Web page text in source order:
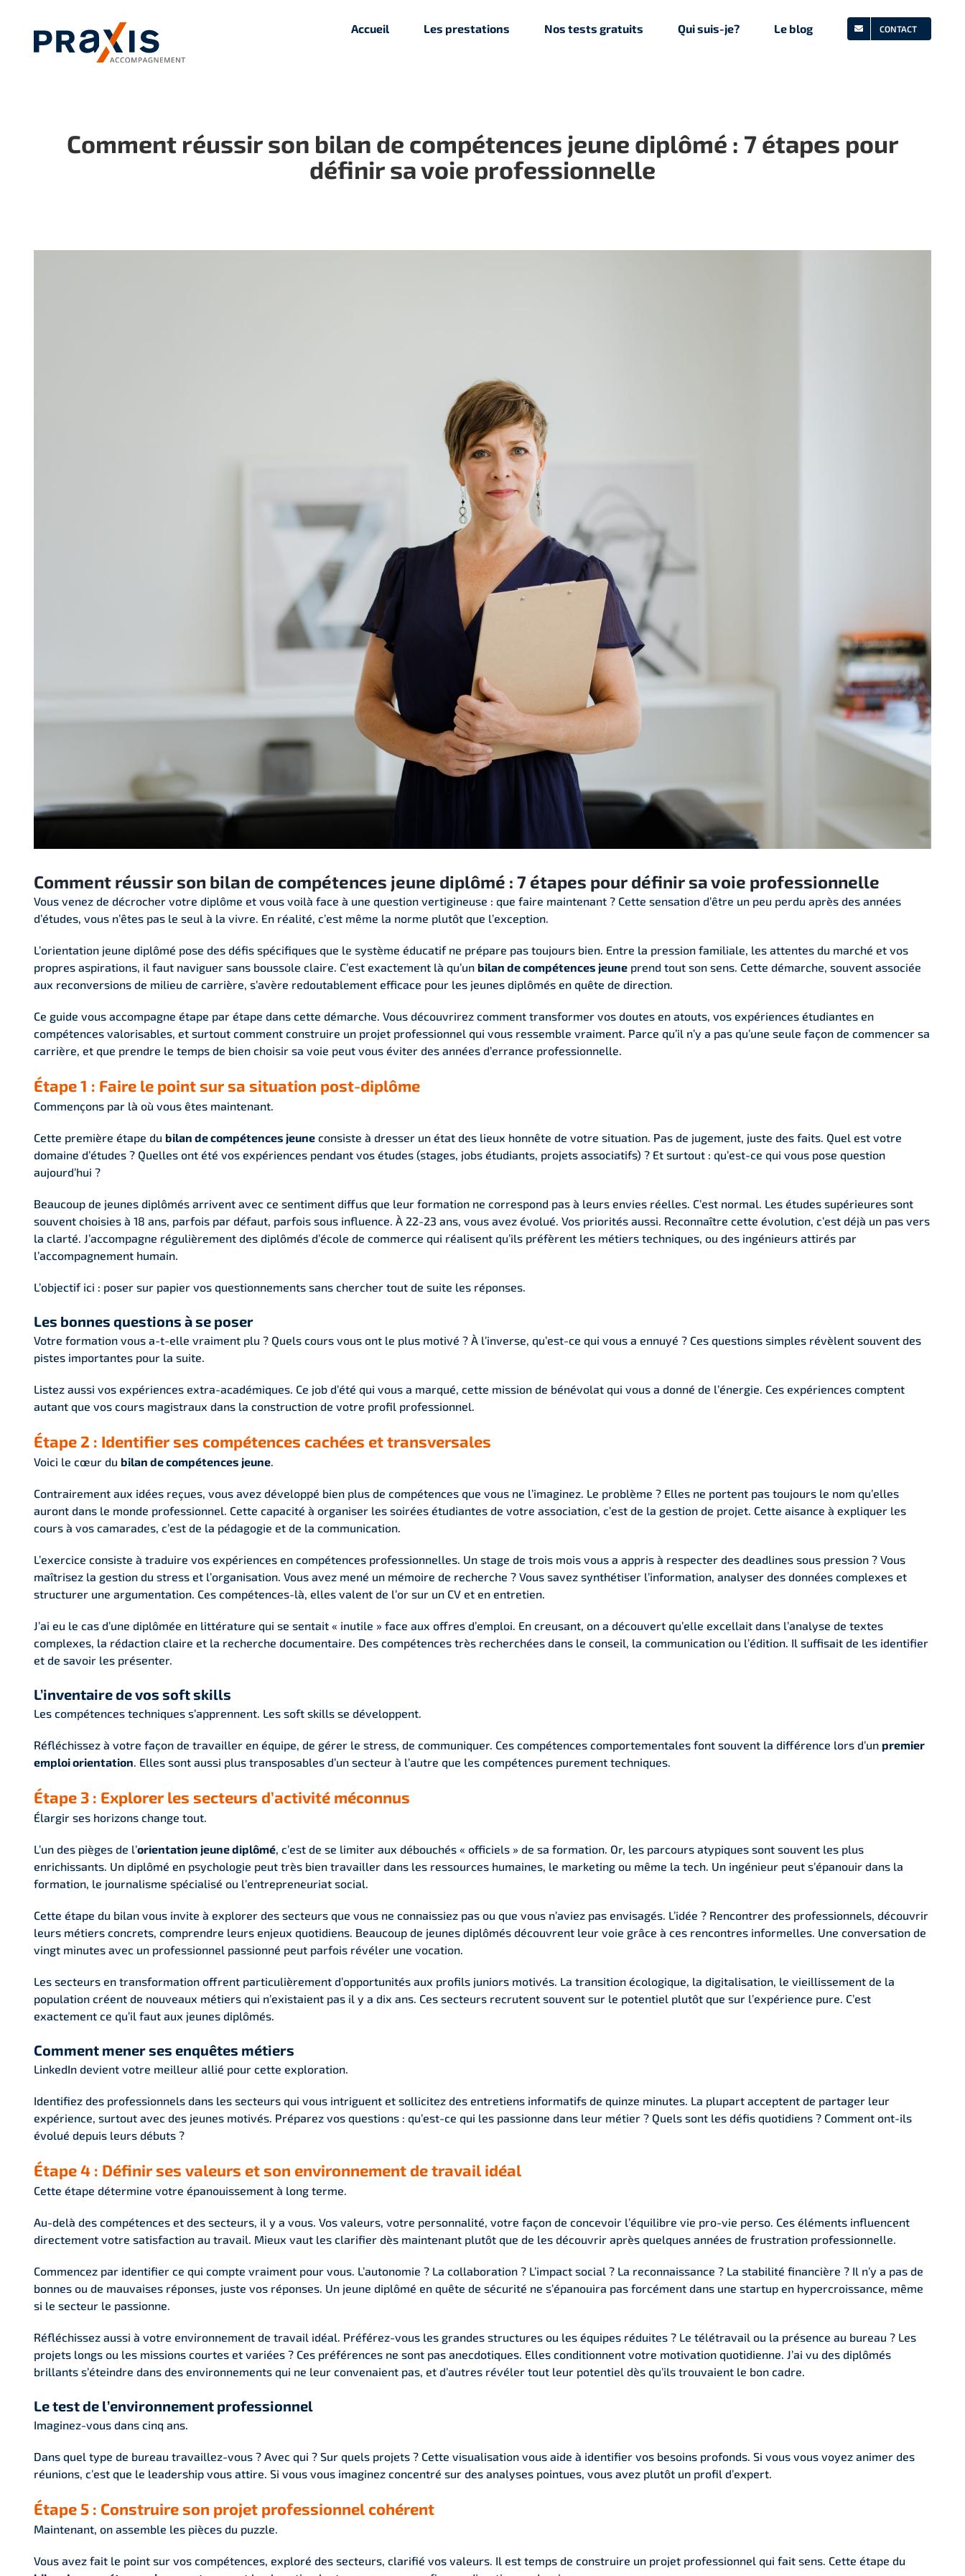
contenu
Accueil Les prestations Nos tests gratuits Qui suis-je? Le blog CONTACT
Comment réussir son bilan de compétences jeune diplômé : 7 étapes pour
définir sa voie professionnelle
Comment réussir son bilan de compétences jeune diplômé : 7 étapes pour définir sa voie professionnelle
Vous venez de décrocher votre diplôme et vous voilà face à une question vertigineuse : que faire maintenant ? Cette sensation d’être un peu perdu après des années
d’études, vous n’êtes pas le seul à la vivre. En réalité, c’est même la norme plutôt que l’exception.
L’orientation jeune diplômé pose des défis spécifiques que le système éducatif ne prépare pas toujours bien. Entre la pression familiale, les attentes du marché et vos
propres aspirations, il faut naviguer sans boussole claire. C’est exactement là qu’un bilan de compétences jeune prend tout son sens. Cette démarche, souvent associée
aux reconversions de milieu de carrière, s’avère redoutablement efficace pour les jeunes diplômés en quête de direction.
Ce guide vous accompagne étape par étape dans cette démarche. Vous découvrirez comment transformer vos doutes en atouts, vos expériences étudiantes en
compétences valorisables, et surtout comment construire un projet professionnel qui vous ressemble vraiment. Parce qu’il n’y a pas qu’une seule façon de commencer sa
carrière, et que prendre le temps de bien choisir sa voie peut vous éviter des années d’errance professionnelle.
Étape 1 : Faire le point sur sa situation post-diplôme
Commençons par là où vous êtes maintenant.
Cette première étape du bilan de compétences jeune consiste à dresser un état des lieux honnête de votre situation. Pas de jugement, juste des faits. Quel est votre
domaine d’études ? Quelles ont été vos expériences pendant vos études (stages, jobs étudiants, projets associatifs) ? Et surtout : qu’est-ce qui vous pose question
aujourd’hui ?
Beaucoup de jeunes diplômés arrivent avec ce sentiment diffus que leur formation ne correspond pas à leurs envies réelles. C’est normal. Les études supérieures sont
souvent choisies à 18 ans, parfois par défaut, parfois sous influence. À 22-23 ans, vous avez évolué. Vos priorités aussi. Reconnaître cette évolution, c’est déjà un pas vers
la clarté. J’accompagne régulièrement des diplômés d’école de commerce qui réalisent qu’ils préfèrent les métiers techniques, ou des ingénieurs attirés par
l’accompagnement humain.
L’objectif ici : poser sur papier vos questionnements sans chercher tout de suite les réponses.
Les bonnes questions à se poser
Votre formation vous a-t-elle vraiment plu ? Quels cours vous ont le plus motivé ? À l’inverse, qu’est-ce qui vous a ennuyé ? Ces questions simples révèlent souvent des
pistes importantes pour la suite.
Listez aussi vos expériences extra-académiques. Ce job d’été qui vous a marqué, cette mission de bénévolat qui vous a donné de l’énergie. Ces expériences comptent
autant que vos cours magistraux dans la construction de votre profil professionnel.
Étape 2 : Identifier ses compétences cachées et transversales
Voici le cœur du bilan de compétences jeune
Contrairement aux idées reçues, vous avez développé bien plus de compétences que vous ne l’imaginez. Le problème ? Elles ne portent pas toujours le nom qu’elles
auront dans le monde professionnel. Cette capacité à organiser les soirées étudiantes de votre association, c’est de la gestion de projet. Cette aisance à expliquer les
cours à vos camarades, c’est de la pédagogie et de la communication.
L’exercice consiste à traduire vos expériences en compétences professionnelles. Un stage de trois mois vous a appris à respecter des deadlines sous pression ? Vous
maîtrisez la gestion du stress et l’organisation. Vous avez mené un mémoire de recherche ? Vous savez synthétiser l’information, analyser des données complexes et
structurer une argumentation. Ces compétences-là, elles valent de l’or sur un CV et en entretien.
J’ai eu le cas d’une diplômée en littérature qui se sentait « inutile » face aux offres d’emploi. En creusant, on a découvert qu’elle excellait dans l’analyse de textes
complexes, la rédaction claire et la recherche documentaire. Des compétences très recherchées dans le conseil, la communication ou l’édition. Il suffisait de les identifier
et de savoir les présenter.
L’inventaire de vos soft skills
Les compétences techniques s’apprennent. Les soft skills se développent.
Réfléchissez à votre façon de travailler en équipe, de gérer le stress, de communiquer. Ces compétences comportementales font souvent la différence lors d’un premier
emploi orientation . Elles sont aussi plus transposables d’un secteur à l’autre que les compétences purement techniques.
Étape 3 : Explorer les secteurs d’activité méconnus
Élargir ses horizons change tout.
L’un des pièges de l’orientation jeune diplômé , c’est de se limiter aux débouchés « officiels » de sa formation. Or, les parcours atypiques sont souvent les plus
enrichissants. Un diplômé en psychologie peut très bien travailler dans les ressources humaines, le marketing ou même la tech. Un ingénieur peut s’épanouir dans la
formation, le journalisme spécialisé ou l’entrepreneuriat social.
Cette étape du bilan vous invite à explorer des secteurs que vous ne connaissiez pas ou que vous n’aviez pas envisagés. L’idée ? Rencontrer des professionnels, découvrir
leurs métiers concrets, comprendre leurs enjeux quotidiens. Beaucoup de jeunes diplômés découvrent leur voie grâce à ces rencontres informelles. Une conversation de
vingt minutes avec un professionnel passionné peut parfois révéler une vocation.
Les secteurs en transformation offrent particulièrement d’opportunités aux profils juniors motivés. La transition écologique, la digitalisation, le vieillissement de la
population créent de nouveaux métiers qui n’existaient pas il y a dix ans. Ces secteurs recrutent souvent sur le potentiel plutôt que sur l’expérience pure. C’est
exactement ce qu’il faut aux jeunes diplômés.
Comment mener ses enquêtes métiers
LinkedIn devient votre meilleur allié pour cette exploration.
Identifiez des professionnels dans les secteurs qui vous intriguent et sollicitez des entretiens informatifs de quinze minutes. La plupart acceptent de partager leur
expérience, surtout avec des jeunes motivés. Préparez vos questions : qu’est-ce qui les passionne dans leur métier ? Quels sont les défis quotidiens ? Comment ont-ils
évolué depuis leurs débuts ?
Étape 4 : Définir ses valeurs et son environnement de travail idéal
Cette étape détermine votre épanouissement à long terme.
Au-delà des compétences et des secteurs, il y a vous. Vos valeurs, votre personnalité, votre façon de concevoir l’équilibre vie pro-vie perso. Ces éléments influencent
directement votre satisfaction au travail. Mieux vaut les clarifier dès maintenant plutôt que de les découvrir après quelques années de frustration professionnelle.
Commencez par identifier ce qui compte vraiment pour vous. L’autonomie ? La collaboration ? L’impact social ? La reconnaissance ? La stabilité financière ? Il n’y a pas de
bonnes ou de mauvaises réponses, juste vos réponses. Un jeune diplômé en quête de sécurité ne s’épanouira pas forcément dans une startup en hypercroissance, même
si le secteur le passionne.
Réfléchissez aussi à votre environnement de travail idéal. Préférez-vous les grandes structures ou les équipes réduites ? Le télétravail ou la présence au bureau ? Les
projets longs ou les missions courtes et variées ? Ces préférences ne sont pas anecdotiques. Elles conditionnent votre motivation quotidienne. J’ai vu des diplômés
brillants s’éteindre dans des environnements qui ne leur convenaient pas, et d’autres révéler tout leur potentiel dès qu’ils trouvaient le bon cadre.
Le test de l’environnement professionnel
Imaginez-vous dans cinq ans.
Dans quel type de bureau travaillez-vous ? Avec qui ? Sur quels projets ? Cette visualisation vous aide à identifier vos besoins profonds. Si vous vous voyez animer des
réunions, c’est que le leadership vous attire. Si vous vous imaginez concentré sur des analyses pointues, vous avez plutôt un profil d’expert.
Étape 5 : Construire son projet professionnel cohérent
Maintenant, on assemble les pièces du puzzle.
Vous avez fait le point sur vos compétences, exploré des secteurs, clarifié vos valeurs. Il est temps de construire un projet professionnel qui fait sens. Cette étape du